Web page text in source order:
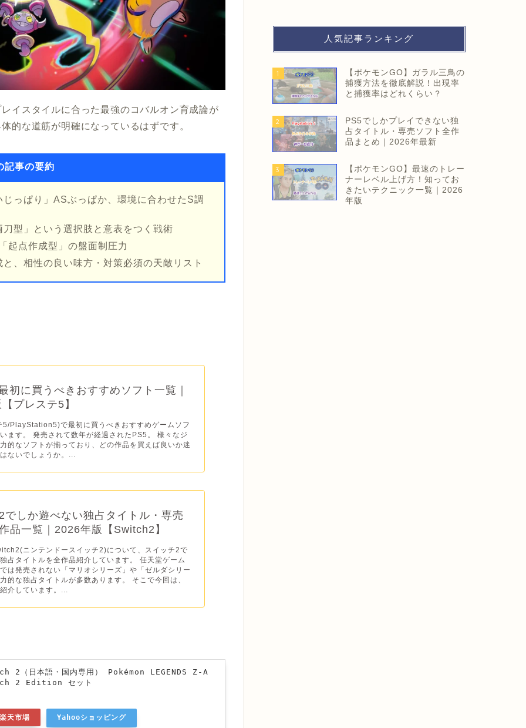
イスタイルに合った最強のコバルオン育成論が
的な道筋が明確になっているはずです。
記事の要約
っぱり」ASぶっぱか、環境に合わせたS調
型」という選択肢と意表をつく戦術
起点作成型」の盤面制圧力
、相性の良い味方・対策必須の天敵リスト
初に買うべきおすすめソフト一覧｜
プレステ5】
5/PlayStation5)で最初に買うべきおすすめゲームソフ
ます。 発売されて数年が経過されたPS5。 様々なジ
的なソフトが揃っており、どの作品を買えば良いか迷
ないでしょうか。...
でしか遊べない独占タイトル・専売
品一覧｜2026年版【Switch2】
ニンテンドースイッチ2)について、スイッチ2で
占タイトルを全作品紹介しています。 任天堂ゲーム
は発売されない「マリオシリーズ」や「ゼルダシリー
的な独占タイトルが多数あります。 そこで今回は、
介しています。...
（日本語・国内専用） Pokémon LEGENDS Z-A
2 Edition セット
楽天市場 Yahooショッピング
人気記事ランキング
1
【ポケモンGO】ガラル三鳥の
捕獲方法を徹底解説！出現率
と捕獲率はどれくらい？
2
PS5でしかプレイできない独
占タイトル・専売ソフト全作
品まとめ｜2026年最新
3
【ポケモンGO】最速のトレー
ナーレベル上げ方！知ってお
きたいテクニック一覧｜2026
年版